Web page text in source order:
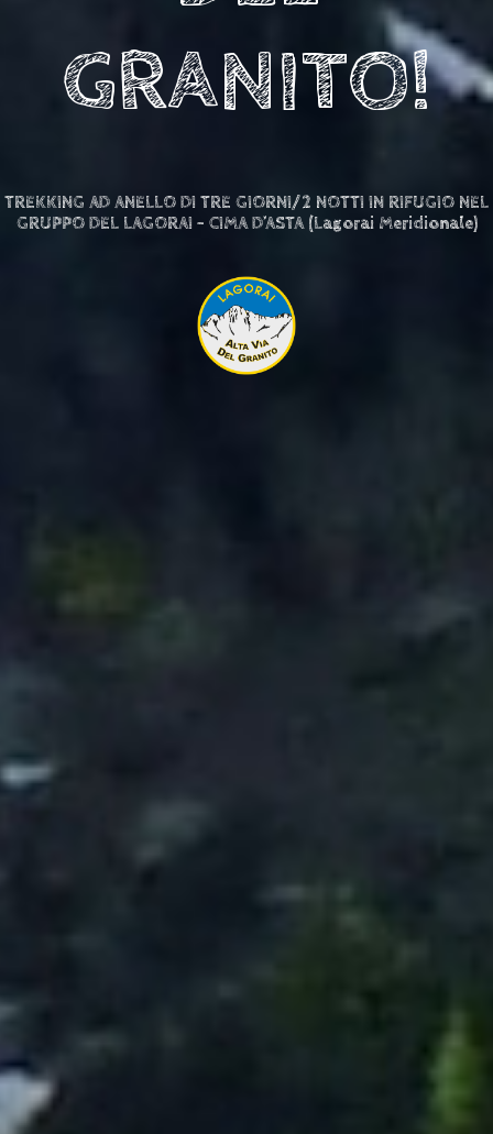
GRANITO!
TREKKING AD ANELLO DI TRE GIORNI/2 NOTTI IN RIFUGIO NEL
GRUPPO DEL LAGORAI – CIMA D’ASTA (Lagorai Meridionale)